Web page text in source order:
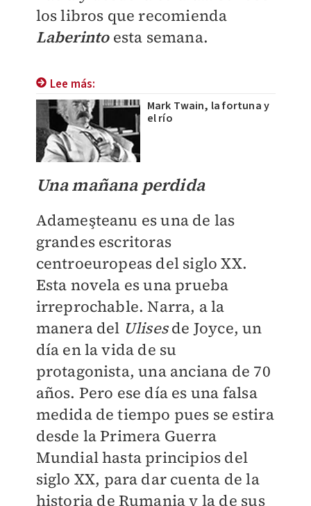
los libros que recomienda
Laberintoesta semana.
Lee más:
Mark Twain, la fortuna y
el río
Una mañana perdida
Adameşteanu es una de las
grandes escritoras
centroeuropeas del siglo XX.
Esta novela es una prueba
irreprochable. Narra, a la
manera del Ulisesde Joyce, un
día en la vida de su
protagonista, una anciana de 70
años. Pero ese día es una falsa
medida de tiempo pues se estira
desde la Primera Guerra
Mundial hasta principios del
siglo XX, para dar cuenta de la
historia de Rumania y la de sus